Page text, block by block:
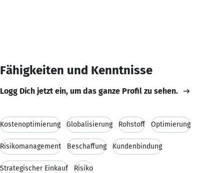
Fähigkeiten und Kenntnisse
Logg Dich jetzt ein, um das ganze Profil zu sehen.
Kostenoptimierung Globalisierung Rohstoff Optimierung
Risikomanagement Beschaffung Kundenbindung
Strategischer Einkauf Risiko